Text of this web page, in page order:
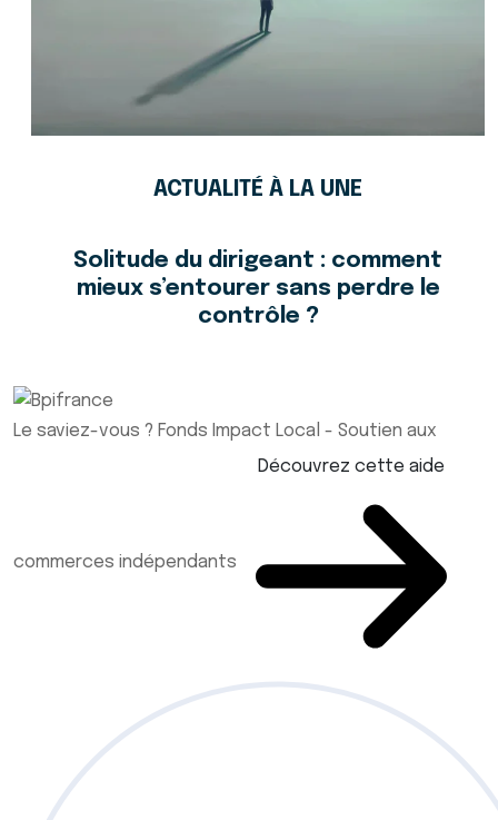
ACTUALITÉ À LA UNE
Solitude du dirigeant : comment
mieux s’entourer sans perdre le
contrôle ?
Le saviez-vous ? Fonds Impact Local - Soutien aux
commerces indépendants
Découvrez cette aide